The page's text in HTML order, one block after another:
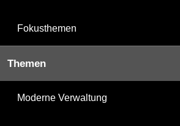
Fokusthemen
Themen
Moderne Verwaltung